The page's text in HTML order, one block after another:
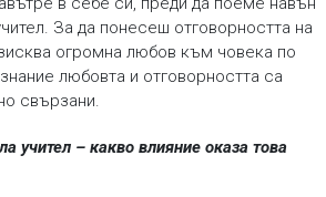
За да понесеш отговорността на
огромна любов към човека по
любовта и отговорността са
свързани.
учител – какво влияние оказа това